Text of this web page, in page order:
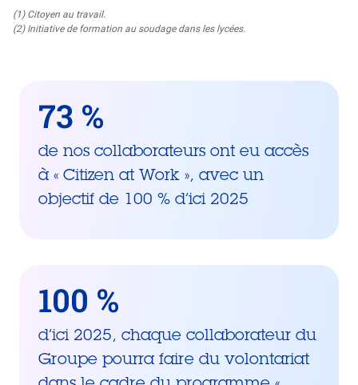
(1) Citoyen au travail.
(2) Initiative de formation au soudage dans les lycées.
73 %
de nos collaborateurs ont eu accès
à « Citizen at Work », avec un
objectif de 100 % d’ici 2025
100 %
d’ici 2025, chaque collaborateur du
Groupe pourra faire du volontariat